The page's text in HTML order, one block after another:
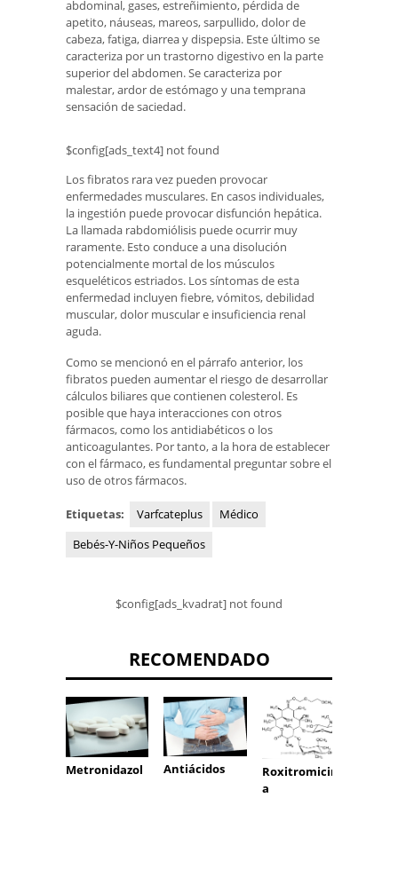
abdominal, gases, estreñimiento, pérdida de
apetito, náuseas, mareos, sarpullido, dolor de
cabeza, fatiga, diarrea y dispepsia. Este último se
caracteriza por un trastorno digestivo en la parte
superior del abdomen. Se caracteriza por
malestar, ardor de estómago y una temprana
sensación de saciedad.
$config[ads_text4] not found
Los fibratos rara vez pueden provocar
enfermedades musculares. En casos individuales,
la ingestión puede provocar disfunción hepática.
La llamada rabdomiólisis puede ocurrir muy
raramente. Esto conduce a una disolución
potencialmente mortal de los músculos
esqueléticos estriados. Los síntomas de esta
enfermedad incluyen fiebre, vómitos, debilidad
muscular, dolor muscular e insuficiencia renal
aguda.
Como se mencionó en el párrafo anterior, los
fibratos pueden aumentar el riesgo de desarrollar
cálculos biliares que contienen colesterol. Es
posible que haya interacciones con otros
fármacos, como los antidiabéticos o los
anticoagulantes. Por tanto, a la hora de establecer
con el fármaco, es fundamental preguntar sobre el
uso de otros fármacos.
Etiquetas: Varfcateplus
Médico
Bebés-Y-Niños Pequeños
$config[ads_kvadrat] not found
RECOMENDADO
Metronidazol Antiácidos
Roxitromicin
a